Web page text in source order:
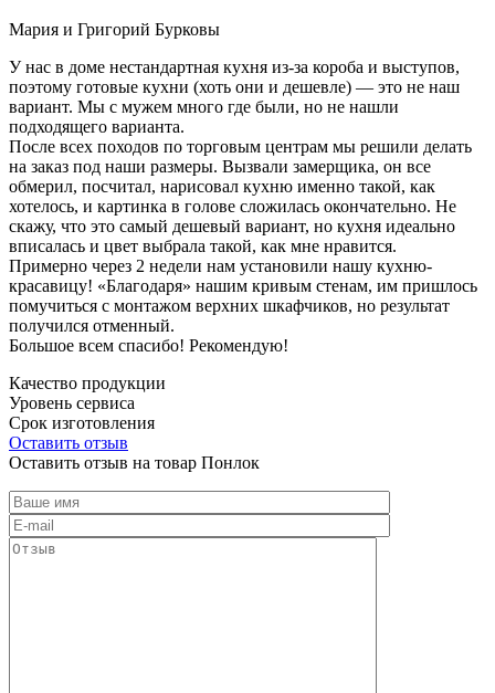
Мария и Григорий Бурковы
У нас в доме нестандартная кухня из-за короба и выступов,
поэтому готовые кухни (хоть они и дешевле) — это не наш
вариант. Мы с мужем много где были, но не нашли
подходящего варианта.
После всех походов по торговым центрам мы решили делать
на заказ под наши размеры. Вызвали замерщика, он все
обмерил, посчитал, нарисовал кухню именно такой, как
хотелось, и картинка в голове сложилась окончательно. Не
скажу, что это самый дешевый вариант, но кухня идеально
вписалась и цвет выбрала такой, как мне нравится.
Примерно через 2 недели нам установили нашу кухню-
красавицу! «Благодаря» нашим кривым стенам, им пришлось
помучиться с монтажом верхних шкафчиков, но результат
получился отменный.
Большое всем спасибо! Рекомендую!
Качество продукции
Уровень сервиса
Срок изготовления
Оставить отзыв
Оставить отзыв на товар Понлок